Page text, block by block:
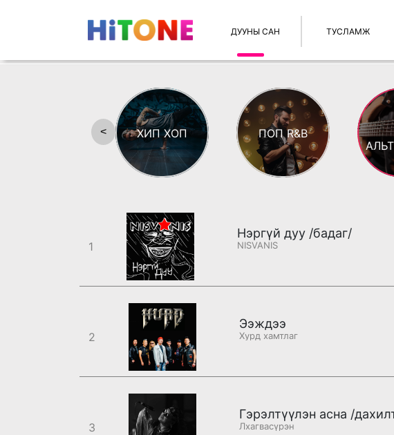
ДУУНЫ САН ТУСЛАМЖ
ХИП ХОП ПОП R&B
<
1
Нэргүй дуу /бадаг/
NISVANIS
2
Ээждээ
Хурд хамтлаг
3
Гэрэлтүүлэн асна /
Лхагвасүрэн